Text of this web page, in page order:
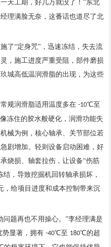
天工期，好几万就没了！”东北
理满脸无奈，这番话也道尽了北
了“定身咒”，迅速冻结，失去流
，施工进度严重受阻，部件磨损
城高低温润滑脂的出现，为这些
规润滑脂适用温度多在 -10℃至
冻住的胶水般硬化，润滑功能失
械为例，核心轴承、关节部位若
剧增加。轻则设备启动困难，好
烧损、轴套拉伤，让设备“伤筋
，导致挖掘机回转轴承损坏，
，给项目进度和成本控制带来沉
题再也不用操心。”李经理满是
势显著，拥有-40℃至 180℃的超